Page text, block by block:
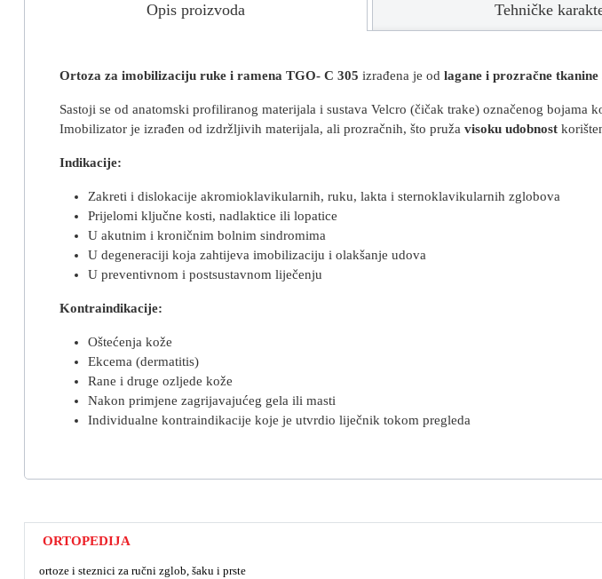
ORTOPEDIJA
ortoze i steznici za ručni zglob, šaku i prste
Opis proizvoda Tehničke
Ortoza za imobilizaciju ruke i ramena TGO- C 305 izrađena je od lagane i prozračne tkanine
Sastoji se od anatomski profiliranog materijala i sustava Velcro (čičak trake)označenog bojama
Imobilizator je izrađen od izdržljivih materijala, ali prozračnih, što pruža visoku udobnost
Indikacije:
Zakreti i dislokacije akromioklavikularnih, ruku, lakta i sternoklavikularnih zglobova
Prijelomi ključne kosti, nadlaktice ili lopatice
U akutnim i kroničnim bolnim sindromima
U degeneraciji koja zahtijeva imobilizaciju i olakšanje udova
U preventivnom i postsustavnom liječenju
Kontraindikacije:
Oštećenja kože
Ekcema (dermatitis)
Rane i druge ozljede kože
Nakon primjene zagrijavajućeg gela ili masti
Individualne kontraindikacije koje je utvrdio liječnik tokom pregleda